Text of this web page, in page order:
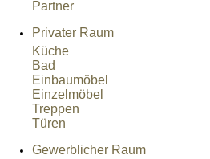
Partner
Privater Raum
Küche
Bad
Einbaumöbel
Einzelmöbel
Treppen
Türen
Gewerblicher Raum